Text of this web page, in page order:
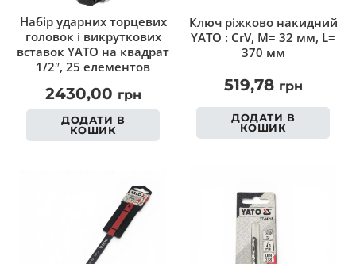
Набір ударних торцевих
головок і викруткових
вставок YATO на квадрат
1/2″, 25 елементов
2430,00 грн
ДОДАТИ В
КОШИК
Ключ ріжково накидний
YATO : CrV, М= 32 мм, L=
370 мм
519,78 грн
ДОДАТИ В
КОШИК